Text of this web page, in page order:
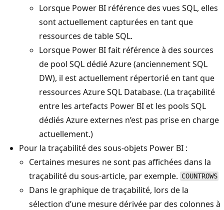
Lorsque Power BI référence des vues SQL, elles
sont actuellement capturées en tant que
ressources de table SQL.
Lorsque Power BI fait référence à des sources
de pool SQL dédié Azure (anciennement SQL
DW), il est actuellement répertorié en tant que
ressources Azure SQL Database. (La traçabilité
entre les artefacts Power BI et les pools SQL
dédiés Azure externes n’est pas prise en charge
actuellement.)
Pour la traçabilité des sous-objets Power BI :
Certaines mesures ne sont pas affichées dans la
traçabilité du sous-article, par exemple. COUNTROWS
Dans le graphique de traçabilité, lors de la
sélection d’une mesure dérivée par des colonnes à